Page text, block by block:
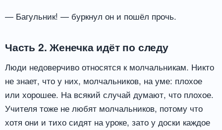
— Багульник! — буркнул он и пошёл прочь.
Часть 2. Женечка идёт по следу
Люди недоверчиво относятся к молчальникам. Никто
не знает, что у них, молчальников, на уме: плохое
или хорошее. На всякий случай думают, что плохое.
Учителя тоже не любят молчальников, потому что
хотя они и тихо сидят на уроке, зато у доски каждое